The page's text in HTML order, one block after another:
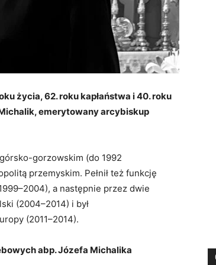
życia, 62. roku kapłaństwa i 40. roku
emerytowany arcybiskup
gorzowskim (do 1992
przemyskim. Pełnił też funkcję
a następnie przez dwie
(2004–2014) i był
(2011–2014).
abp. Józefa Michalika